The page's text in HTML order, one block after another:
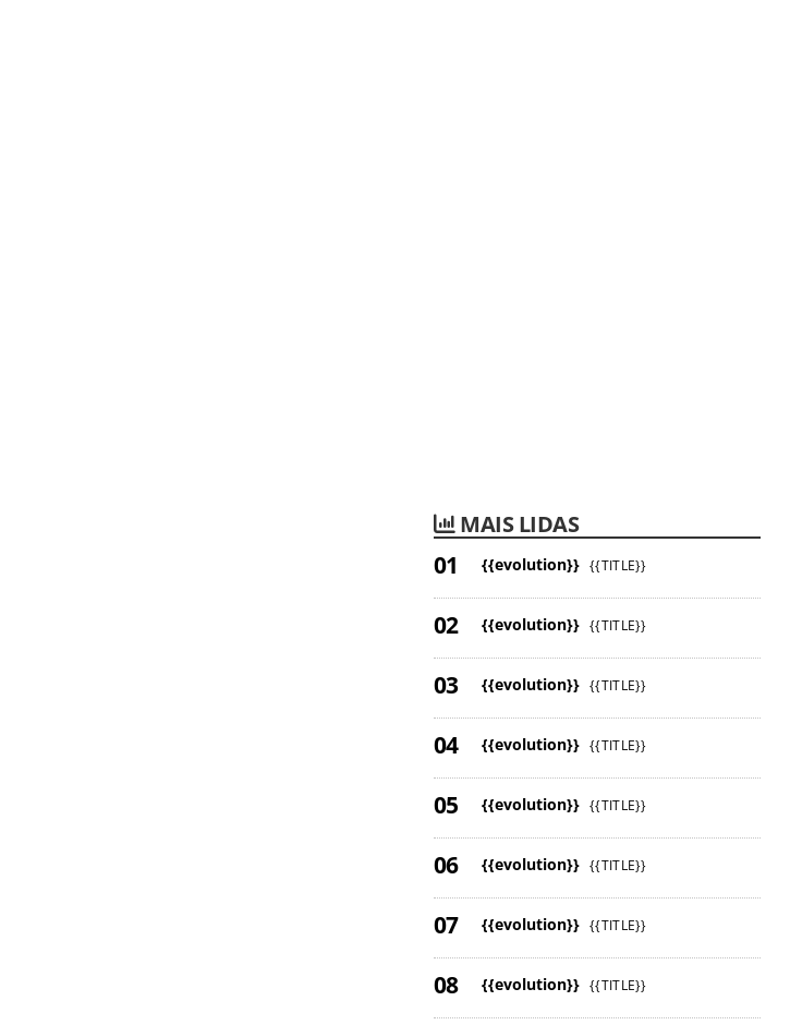
MAIS LIDAS
{{evolution}} {{TITLE}}
{{evolution}} {{TITLE}}
{{evolution}} {{TITLE}}
{{evolution}} {{TITLE}}
{{evolution}} {{TITLE}}
{{evolution}} {{TITLE}}
{{evolution}} {{TITLE}}
{{evolution}} {{TITLE}}